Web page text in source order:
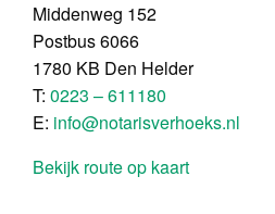
Middenweg 152
Postbus 6066
1780 KB Den Helder
T: 0223 – 611180
E: info@notarisverhoeks.nl
Bekijk route op kaart